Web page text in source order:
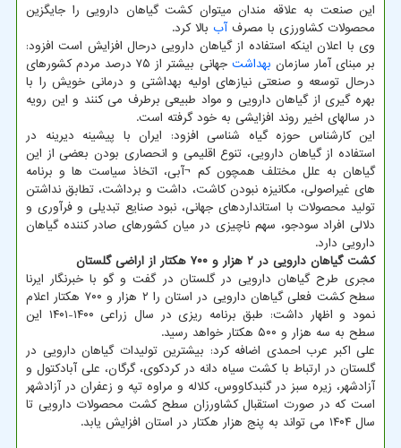
این صنعت به علاقه مندان میتوان کشت گیاهان دارویی را جایگزین
محصولات کشاورزی با مصرفآب بالا کرد.
وی با اعلان اینکه استفاده از گیاهان دارویی درحال افزایش است افزود:
بر مبنای آمار سازمان بهداشت
جهانی بیشتر از ۷۵ درصد مردم کشورهای
درحال توسعه و صنعتی نیازهای اولیه بهداشتی و درمانی خویش را با
بهره گیری از گیاهان دارویی و مواد طبیعی برطرف می کنند و این رویه
در سالهای اخیر روند افزایشی به خود گرفته است.
این کارشناس حوزه گیاه شناسی افزود: ایران با پیشینه دیرینه در
استفاده از گیاهان دارویی، تنوع اقلیمی و انحصاری بودن بعضی از این
گیاهان به علل مختلف همچون کم ¬آبی، اتخاذ سیاست ها و برنامه
های غیراصولی، مکانیزه نبودن کاشت، داشت و برداشت، تطابق نداشتن
تولید محصولات با استانداردهای جهانی، نبود صنایع تبدیلی و فرآوری و
دلالی افراد سودجو، سهم ناچیزی در میان کشورهای صادر کننده گیاهان
دارویی دارد.
کشت گیاهان دارویی در ۲ هزار و ۷۰۰ هکتار از اراضی گلستان
مجری طرح گیاهان دارویی در گلستان در گفت و گو با خبرنگار ایرنا
سطح کشت فعلی گیاهان دارویی در استان را ۲ هزار و ۷۰۰ هکتار اعلام
نمود و اظهار داشت: طبق برنامه ریزی در سال زراعی ۱۴۰۰-۱۴۰۱ این
سطح به سه هزار و ۵۰۰ هکتار خواهد رسید.
علی اکبر عرب احمدی اضافه کرد: بیشترین تولیدات گیاهان دارویی در
گلستان در ارتباط با کشت سیاه دانه در کردکوی، گرگان، علی آبادکتول و
آزادشهر، زیره سبز در گنبدکاووس، کلاله و مراوه تپه و زعفران در آزادشهر
است که در صورت استقبال کشاورزان سطح کشت محصولات دارویی تا
سال ۱۴۰۴ می تواند به پنج هزار هکتار در استان افزایش یابد.